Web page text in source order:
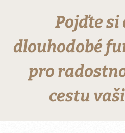
Pojďte
dlouhodobé
pro
cestu